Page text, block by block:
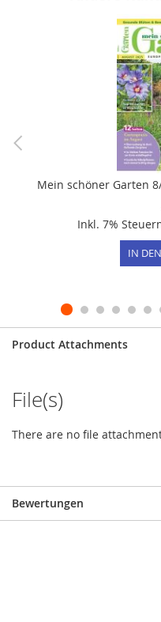
Inkl. 7%
IN
Product Attachments
File(s)
There are no file
Bewertungen